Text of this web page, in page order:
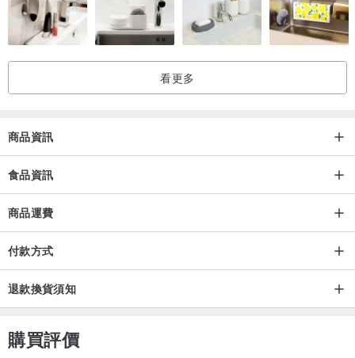
看更多
商品資訊
食品資訊
商品運費
付款方式
退款換貨須知
購買評價